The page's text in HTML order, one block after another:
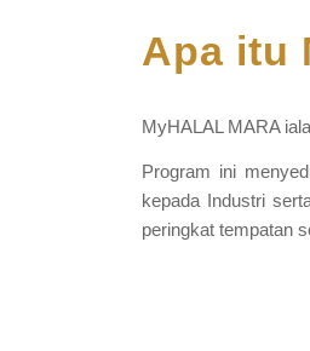
Apa itu
MyHALAL MARA
Program ini
kepada Industri
peringkat tempatan